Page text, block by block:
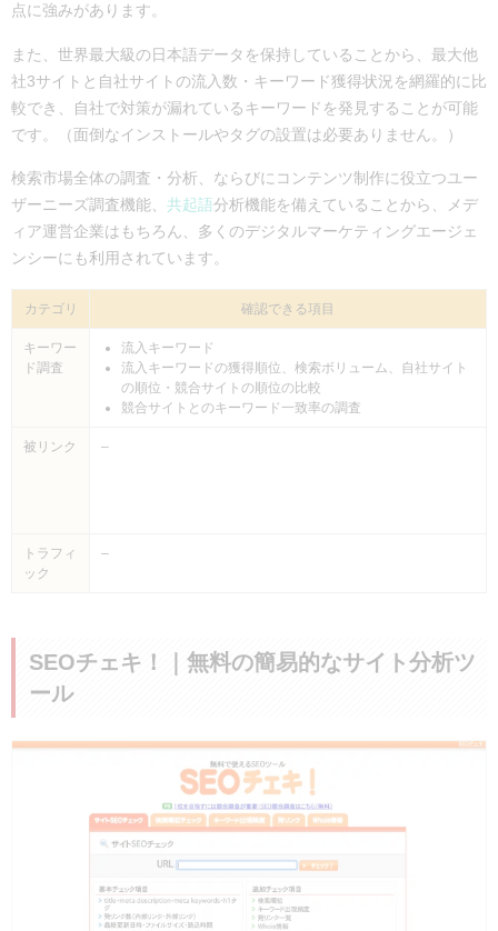
点に強みがあります。
また、世界最大級の日本語データを保持していることから、最大他
社3サイトと自社サイトの流入数・キーワード獲得状況を網羅的に比
較でき、自社で対策が漏れているキーワードを発見することが可能
です。（面倒なインストールやタグの設置は必要ありません。）
検索市場全体の調査・分析、ならびにコンテンツ制作に役立つユー
ザーニーズ調査機能、 共起語分析機能を備えていることから、メデ
ィア運営企業はもちろん、多くのデジタルマーケティングエージェ
ンシーにも利用されています。
カテゴリ 確認できる項目
キーワー
ド調査
流入キーワード
流入キーワードの獲得順位、検索ボリューム、自社サイト
の順位・競合サイトの順位の比較
競合サイトとのキーワード一致率の調査
被リンク –
トラフィ
ック
–
SEOチェキ！｜無料の簡易的なサイト分析ツ
ール